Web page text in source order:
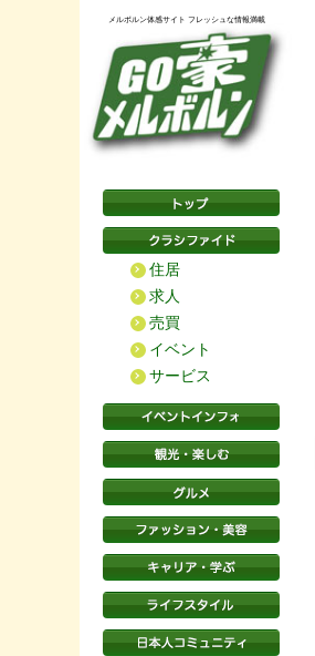
メルボルン体感サイト フレッシュな情報満載
住居
求人
売買
イベント
サービス